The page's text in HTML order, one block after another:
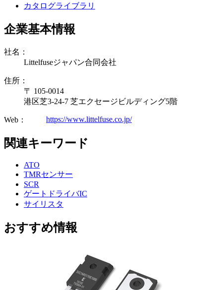
カタログライブラリ
企業基本情報
社名：
Littelfuseジャパン合同会社
住所：
〒 105-0014
港区芝3-24-7 芝エクセージビルディング5階
Web： https://www.littelfuse.co.jp/
関連キーワード
ATO
TMRセンサー
SCR
ゲートドライバIC
サイリスタ
おすすめ情報